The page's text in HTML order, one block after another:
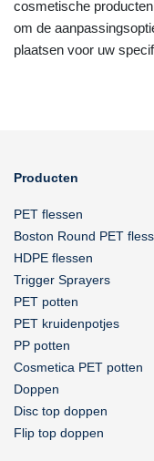
cosmetische
om de
plaatsen voor uw
Producten
PET flessen
Boston Round PET
HDPE flessen
Trigger Sprayers
PET potten
PET kruidenpotjes
PP potten
Cosmetica PET potten
Doppen
Disc top doppen
Flip top doppen